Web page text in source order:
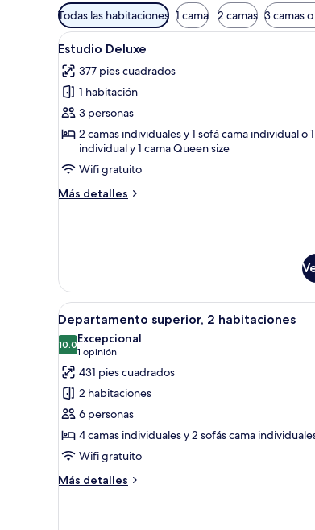
Filtros
disponibles
para
las
habitaciones
Todas las habitaciones 1 cama 2 camas 3 camas
Abrir
todas
las
fotos
de
Estudio
Deluxe
Una habitación de
6
Estudio Deluxe
377 pies cuadrados
1 habitación
3 personas
2 camas individuales y 1 sofá cama individual o
individual y 1 cama Queen size
Wifi gratuito
Más detalles
Más
Abrir
todas
las
fotos
de
Departamento
superior,
2
habitaciones
Una habitación de
5
Departamento superior, 2 habitaciones
10.010.0 de 10
Excepcional
1 opinión
(1
opinión)
431 pies cuadrados
2 habitaciones
6 personas
4 camas individuales y 2 sofás cama
Wifi gratuito
Más detalles
Más